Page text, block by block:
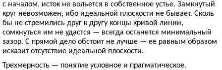
с началом, исток не вольется в собственное устье. Замкнутый
круг невозможен, ибо идеальной плоскости не бывает. Сколь
бы не стремились друг к другу концы кривой линии,
сомкнуться им не удастся — всегда останется минимальный
зазор. С прямой дело обстоит не лучше — ее равным образом
исказит отсутствие идеальной плоскости.
Трехмерность — понятие условное и прагматическое.